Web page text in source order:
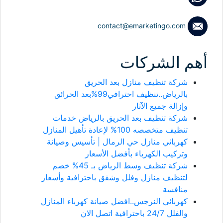
contact@emarketingo.com
أهم الشركات
شركة تنظيف منازل بعد الحريق
بالرياض..تنظيف احترافي99%بعد الحرائق
وإزالة جميع الآثار
شركة تنظيف بعد الحريق بالرياض خدمات
تنظيف متخصصه 100% لإعادة تأهيل المنازل
كهربائي منازل حي الرمال | تأسيس وصيانة
وتركيب الكهرباء بأفضل الأسعار
شركة تنظيف وسط الرياض بـ 45% خصم
لتنظيف منازل وفلل وشقق باحترافية وأسعار
منافسة
كهربائي النرجس..افضل صيانة كهرباء المنازل
والفلل 24/7 باحترافية اتصل الان